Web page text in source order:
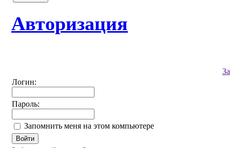
Авторизация
Логин:
Пароль:
Запомнить меня на этом компьютере